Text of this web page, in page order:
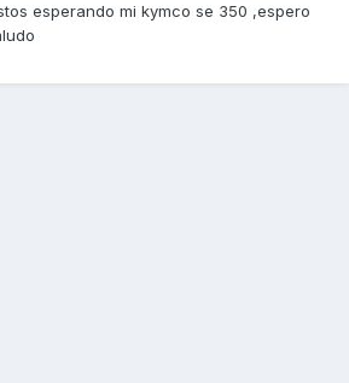
esperando mi kymco se 350 ,espero